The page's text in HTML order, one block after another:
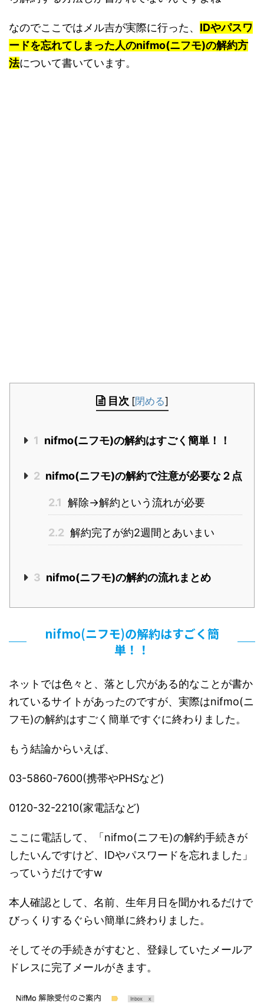
なのでここではメル吉が実際に行った、 IDやパスワ
ードを忘れてしまった人のnifmo(ニフモ)の解約方
法について書いています。
目次 [閉める]
1 nifmo(ニフモ)の解約はすごく簡単！！
2 nifmo(ニフモ)の解約で注意が必要な２点
2.1 解除→解約という流れが必要
2.2 解約完了が約2週間とあいまい
3 nifmo(ニフモ)の解約の流れまとめ
nifmo(ニフモ)の解約はすごく簡
単！！
ネットでは色々と、落とし穴がある的なことが書か
れているサイトがあったのですが、実際はnifmo(ニ
フモ)の解約はすごく簡単ですぐに終わりました。
もう結論からいえば、
03-5860-7600(携帯やPHSなど)
0120-32-2210(家電話など)
ここに電話して、「nifmo(ニフモ)の解約手続きが
したいんですけど、IDやパスワードを忘れました」
っていうだけですw
本人確認として、名前、生年月日を聞かれるだけで
びっくりするぐらい簡単に終わりました。
そしてその手続きがすむと、登録していたメールア
ドレスに完了メールがきます。